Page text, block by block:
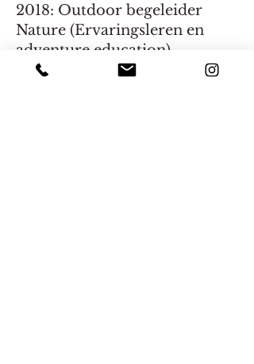
2018: Outdoor begeleider
Nature (Ervaringsleren en
adventure education)
2023:
Wild Horse Women